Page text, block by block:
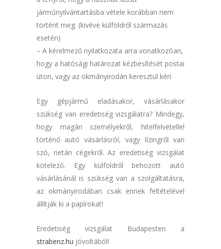
járműnyilvántartásba vétele korábban nem
történt meg. (kivéve külföldről származás
esetén)
– A kérelmező nyilatkozata arra vonatkozóan,
hogy a hatósági határozat kézbesítését postai
úton, vagy az okmányirodán keresztül kéri
Egy gépjármű eladásakor, vásárlásakor
szükség van eredetiség vizsgálatra? Mindegy,
hogy magán személyekről, hitelfelvétellel
történő autó vásárlásról, vagy lízingről van
szó, netán cégekről. Az eredetiség vizsgálat
kötelező. Egy külföldről behozott autó
vásárlásánál is szükség van a szolgáltatásra,
az okmányirodában csak ennek feltételével
állítják ki a papírokat!
Eredetiség vizsgálat Budapesten a
strabenz.hu jóvoltából!